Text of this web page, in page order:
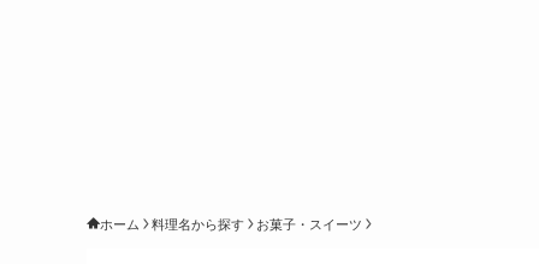
ホーム 料理名から探す お菓子・スイーツ